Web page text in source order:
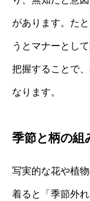
があります。た
うとマナーとし
把握することで
なります。
季節と柄の組
写実的な花や植
着ると「季節外